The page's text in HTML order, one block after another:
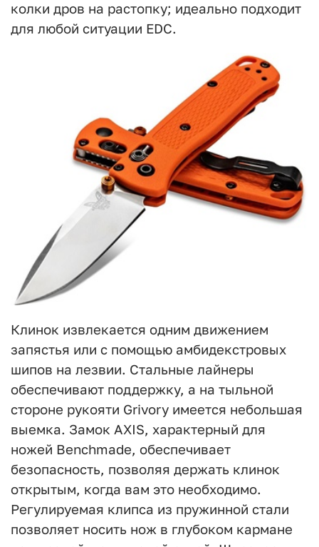
колки дров на растопку; идеально подходит
для любой ситуации EDC.
Клинок извлекается одним движением
запястья или с помощью амбидекстровых
шипов на лезвии. Стальные лайнеры
обеспечивают поддержку, а на тыльной
стороне рукояти Grivory имеется небольшая
выемка. Замок AXIS, характерный для
ножей Benchmade, обеспечивает
безопасность, позволяя держать клинок
открытым, когда вам это необходимо.
Регулируемая клипса из пружинной стали
позволяет носить нож в глубоком кармане